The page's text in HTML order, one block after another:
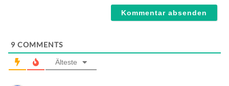
9 COMMENTS
Älteste